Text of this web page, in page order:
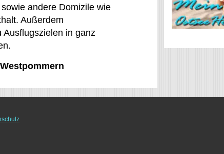
andere Domizile wie
Außerdem
Ausflugszielen in ganz